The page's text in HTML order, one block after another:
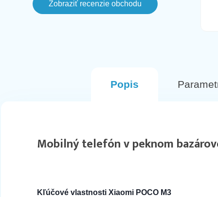
Zobraziť recenzie obchodu
Popis
Mobilný telefón v peknom
Kľúčové vlastnosti Xiaomi POCO M3